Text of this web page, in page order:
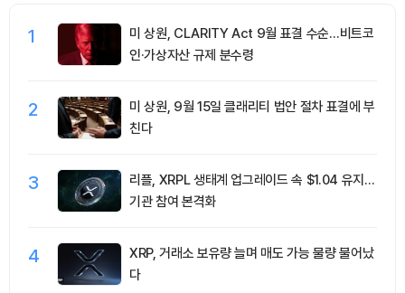
1
미 상원, CLARITY Act 9월 표결 수순…비트코
인·가상자산 규제 분수령
2
미 상원, 9월 15일 클래리티 법안 절차 표결에 부
친다
3
리플, XRPL 생태계 업그레이드 속 $1.04 유지…
기관 참여 본격화
4
XRP, 거래소 보유량 늘며 매도 가능 물량 불어났
다